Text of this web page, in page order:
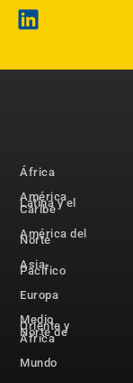
África
América
Latina y el
Caribe
América del
Norte
Asia-
Pacífico
Europa
Medio
Oriente y
Norte de
África
Mundo